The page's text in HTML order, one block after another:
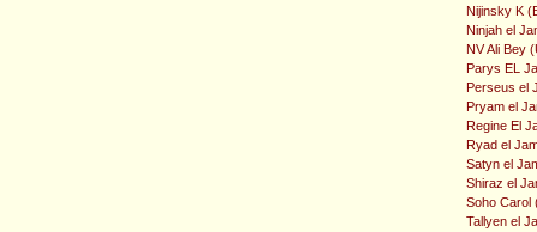
Nijinsky K
Ninjah el
NV Ali Bey
Parys EL
Perseus el
Pryam el
Regine El
Ryad el
Satyn el
Shiraz el
Soho Carol
Tallyen el